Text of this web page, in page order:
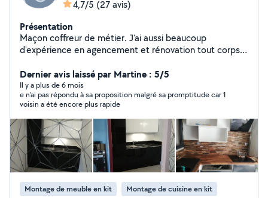
4,7/5 (27 avis)
Présentation
Maçon coffreur de métier. J'ai aussi beaucoup
d'expérience en agencement et rénovation tout corps
terrasse,montage de meubles,peintures,tapisseries,
carrelage, faïences, rénovation salle de bain et
cuisines).
Dernier avis laissé par Martine : 5/5
Il y a plus de 6 mois
e n'ai pas répondu à sa proposition malgré sa promptitude car 1
voisin a été encore plus rapide
Montage de meuble en kit Montage de cuisine en kit